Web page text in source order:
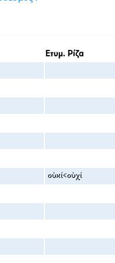
Ετυμ. Ρίζα
οὐκί<οὐχί